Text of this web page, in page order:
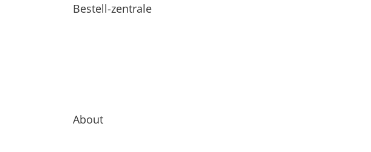
Bestell-zentrale
About